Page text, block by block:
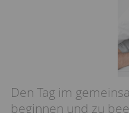
Den Tag im
beginnen und zu